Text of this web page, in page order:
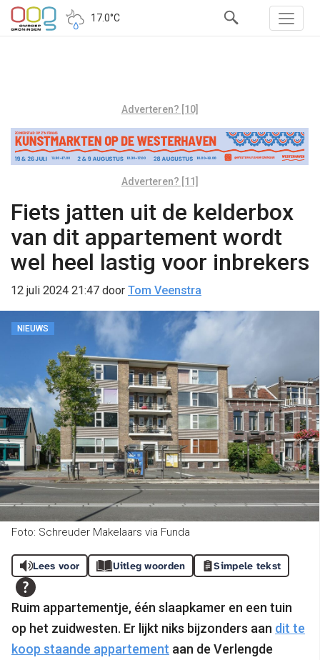
17.0°C
Adverteren? [10]
Adverteren? [11]
Fiets jatten uit de kelderbox
van dit appartement wordt
wel heel lastig voor inbrekers
12 juli 2024 21:47 door Tom Veenstra
NIEUWS
Foto: Schreuder Makelaars via Funda
Lees voor Uitleg woorden Simpele tekst
Ruim appartementje, één slaapkamer en een tuin
op het zuidwesten. Er lijkt niks bijzonders aan dit te
koop staande appartement aan de Verlengde